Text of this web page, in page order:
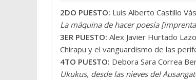
2DO PUESTO: Luis Alberto Castillo
La máquina de hacer poesía
3ER PUESTO: Alex Javier Hurtado Lazo
Chirapu y el vanguardismo de las
4TO PUESTO: Debora Sara Correa
Ukukus, desde las nieves del